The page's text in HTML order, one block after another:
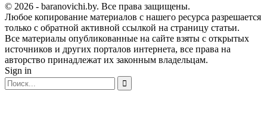
© 2026 - baranovichi.by. Все права защищены.
Любое копирование материалов с нашего ресурса разрешается
только с обратной активной ссылкой на страницу статьи.
Все материалы опубликованные на сайте взяты с открытых
источников и других порталов интернета, все права на
авторство принадлежат их законным владельцам.
Sign in